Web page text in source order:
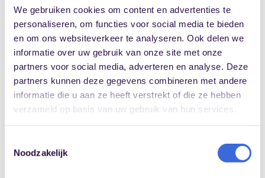
We gebruiken cookies om content en advertenties te
personaliseren, om functies voor social media te bieden
en om ons websiteverkeer te analyseren. Ook delen we
informatie over uw gebruik van onze site met onze
partners voor social media, adverteren en analyse. Deze
partners kunnen deze gegevens combineren met andere
informatie die u aan ze heeft verstrekt of die ze hebben
verzameld op basis van uw gebruik van hun services.
Noodzakelijk
organisatie, bleek daarin te zijn opgenomen dat de
vertrouwenspersoon rechtstreeks contact kon
opnemen met de directeur. Dat is al heel mooi. Het
kan dan verleidelijk zijn om op eigen houtje naar de
directeur te stappen. Ik heb de
vertrouwenspersoon geadviseerd om dit te
bespreken met de melder, want die heeft immers
de regie. Nu er geen terugkoppeling heeft plaats
met melder deze stap te zetten. De